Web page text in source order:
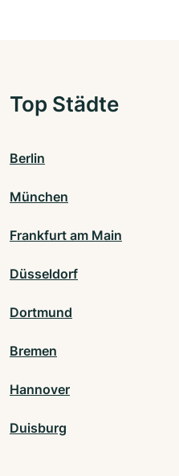
Top Städte
Berlin
München
Frankfurt am Main
Düsseldorf
Dortmund
Bremen
Hannover
Duisburg